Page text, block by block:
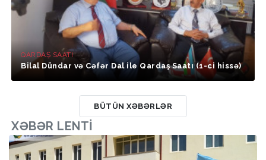
QARDAŞ SAATI
Bilal Dündar və Cəfər Dal ile Qardaş Saatı (1-ci hissə)
BÜTÜN XƏBƏRLƏR
XƏBƏR LENTI